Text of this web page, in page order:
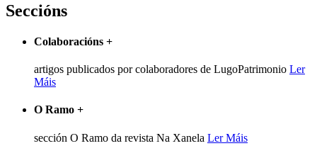
Seccións
Colaboracións +
artigos publicados por colaboradores de LugoPatrimonio Ler
Máis
O Ramo +
sección O Ramo da revista Na Xanela Ler Máis